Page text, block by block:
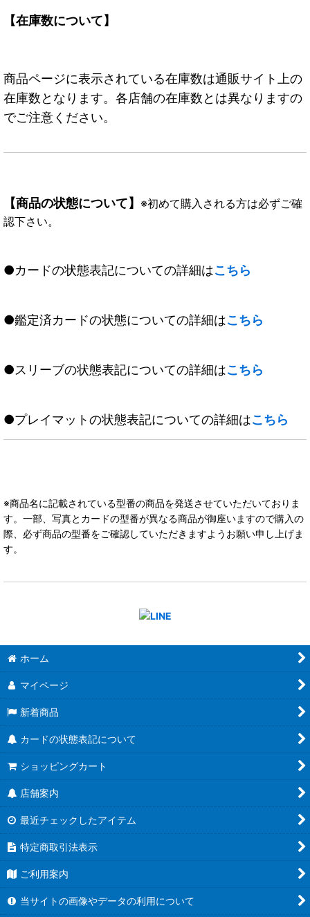
【在庫数について】
商品ページに表示されている在庫数は通販サイト上の
在庫数となります。各店舗の在庫数とは異なりますの
でご注意ください。
【商品の状態について】 ※初めて購入される方は必ずご確
認下さい。
●カードの状態表記についての詳細はこちら
●鑑定済カードの状態についての詳細はこちら
●スリーブの状態表記についての詳細はこちら
●プレイマットの状態表記についての詳細はこちら
※商品名に記載されている型番の商品を発送させていただいておりま
す。一部、写真とカードの型番が異なる商品が御座いますので購入の
際、必ず商品の型番をご確認していただきますようお願い申し上げま
す。
ホーム
マイページ
新着商品
カードの状態表記について
ショッピングカート
店舗案内
最近チェックしたアイテム
特定商取引法表示
ご利用案内
当サイトの画像やデータの利用について